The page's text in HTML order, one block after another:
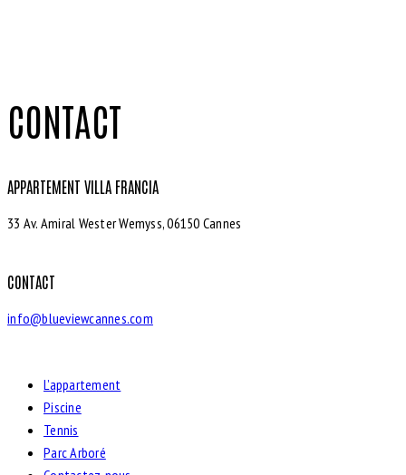
CONTACT
APPARTEMENT VILLA FRANCIA
33 Av. Amiral Wester Wemyss, 06150 Cannes
CONTACT
info@blueviewcannes.com
L’appartement
Piscine
Tennis
Parc Arboré